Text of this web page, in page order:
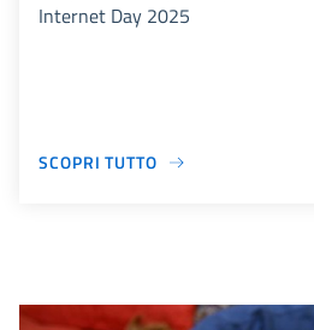
Internet Day 2025
SCOPRI TUTTO